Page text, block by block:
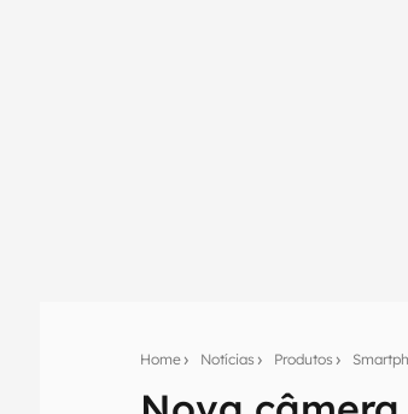
Home Notícias Produtos